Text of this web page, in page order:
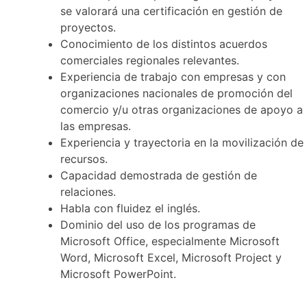
se valorará una certificación en gestión de
proyectos.
Conocimiento de los distintos acuerdos
comerciales regionales relevantes.
Experiencia de trabajo con empresas y con
organizaciones nacionales de promoción del
comercio y/u otras organizaciones de apoyo a
las empresas.
Experiencia y trayectoria en la movilización de
recursos.
Capacidad demostrada de gestión de
relaciones.
Habla con fluidez el inglés.
Dominio del uso de los programas de
Microsoft Office, especialmente Microsoft
Word, Microsoft Excel, Microsoft Project y
Microsoft PowerPoint.